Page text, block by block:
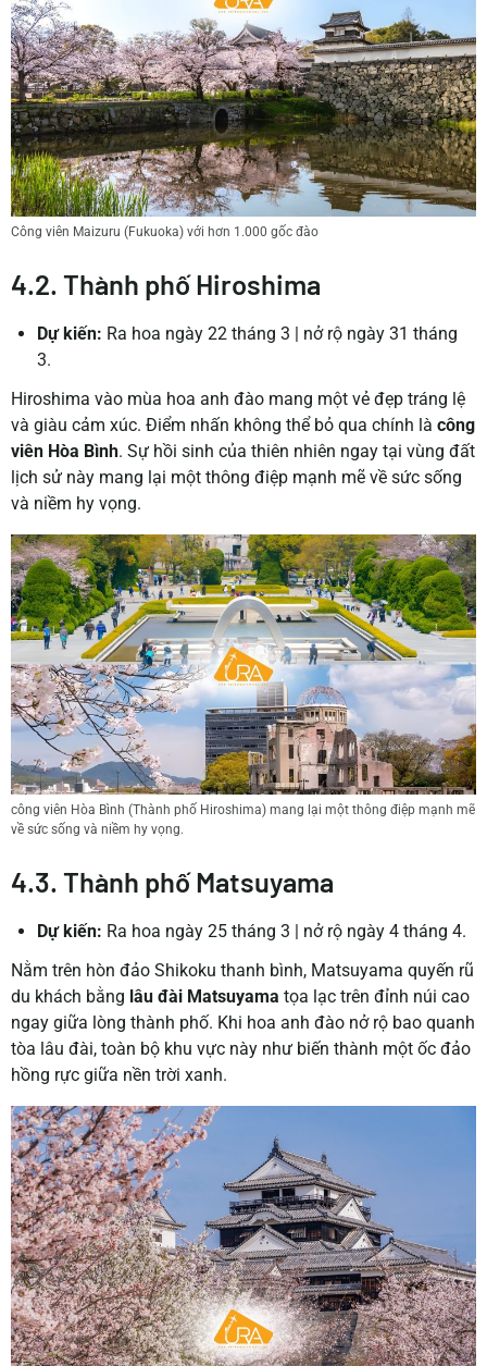
Công viên Maizuru (Fukuoka) với hơn 1.000 gốc đào
4.2. Thành phố Hiroshima
Dự kiến: Ra hoa ngày 22 tháng 3 | nở rộ ngày 31 tháng
3.
Hiroshima vào mùa hoa anh đào mang một vẻ đẹp tráng lệ
và giàu cảm xúc. Điểm nhấn không thể bỏ qua chính làcông
viên Hòa Bình. Sự hồi sinh của thiên nhiên ngay tại vùng đất
lịch sử này mang lại một thông điệp mạnh mẽ về sức sống
và niềm hy vọng.
công viên Hòa Bình (Thành phố Hiroshima) mang lại một thông điệp mạnh mẽ
về sức sống và niềm hy vọng.
4.3. Thành phố Matsuyama
Dự kiến: Ra hoa ngày 25 tháng 3
nở rộ ngày 4 tháng 4.
Nằm trên hòn đảo Shikoku thanh bình, Matsuyama quyến rũ
du khách bằng lâu đài Matsuyama tọa lạc trên đỉnh núi cao
ngay giữa lòng thành phố. Khi hoa anh đào nở rộ bao quanh
tòa lâu đài, toàn bộ khu vực này như biến thành một ốc đảo
hồng rực giữa nền trời xanh.